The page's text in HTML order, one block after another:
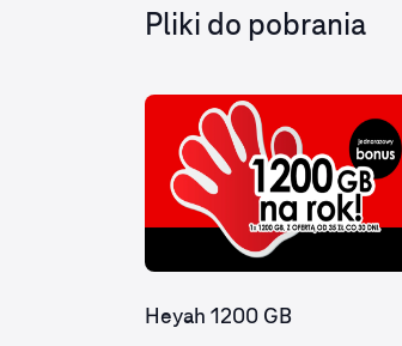
Pliki do pobrania
Heyah 1200 GB